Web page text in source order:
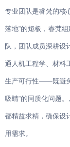
专业团队是睿梵的核
落地”的短板，睿梵
队，团队成员深耕设
通人机工程学、材料
生产可行性——既避免
吸睛”的同质化问题
都精益求精，确保设
用需求。